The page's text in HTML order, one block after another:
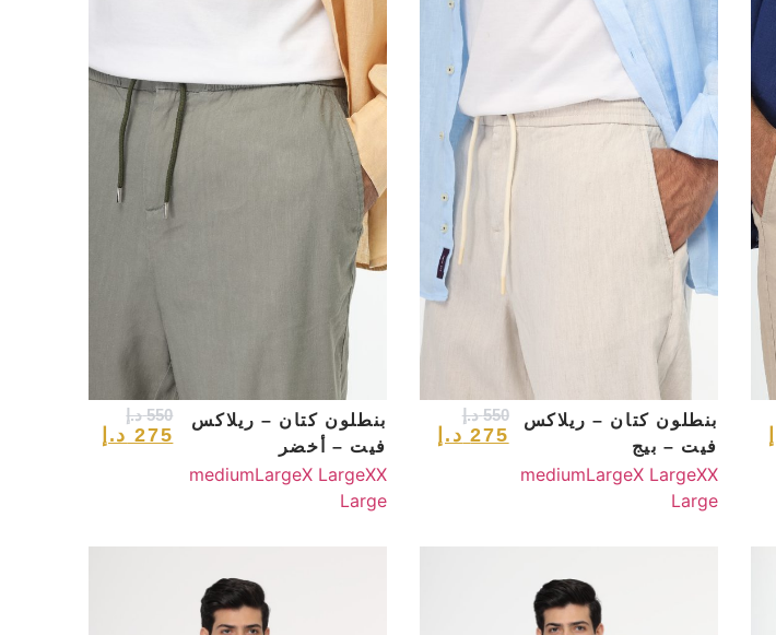
بنطلون كتان – ريلاكس
فيت – بيج
550 د.إ
275 د.إ
mediumLargeX LargeXX
Large
بنطلون كتان – ريلاكس
فيت – أخضر
550 د.إ
275 د.إ
mediumLargeX LargeXX
Large